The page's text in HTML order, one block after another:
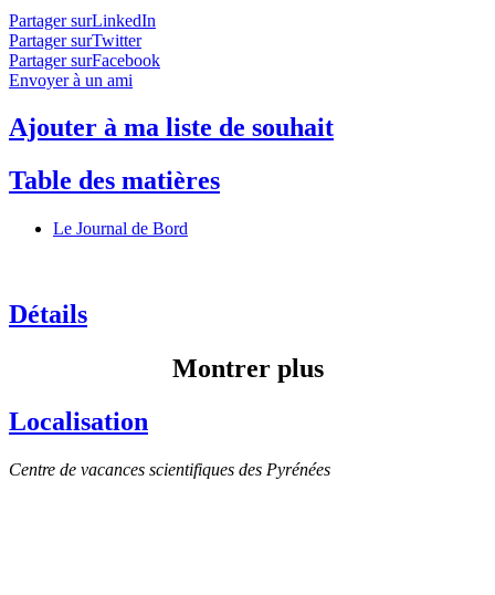
Partager surLinkedIn
Partager surTwitter
Partager surFacebook
Envoyer à un ami
Ajouter à ma liste de souhait
Table des matières
Le Journal de Bord
Détails
Montrer plus
Localisation
Centre de vacances scientifiques des Pyrénées